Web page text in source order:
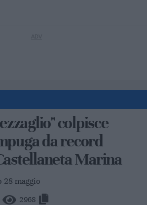
colpisce
da record
Marina
28 maggio
2968